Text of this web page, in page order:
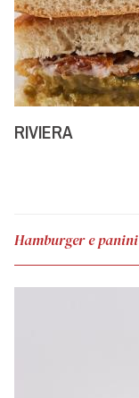
RIVIERA
Hamburger e panini